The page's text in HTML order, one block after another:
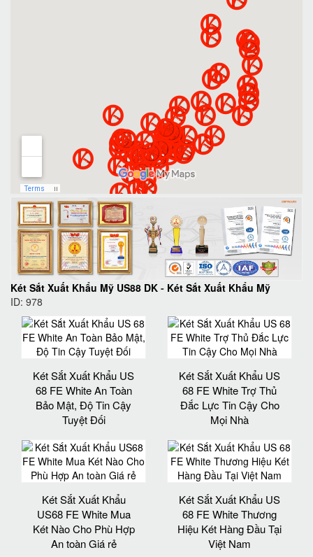
Két Sắt Xuất Khẩu Mỹ US88 DK - Két Sắt Xuất Khẩu Mỹ
ID: 978
Két Sắt Xuất Khẩu US
68 FE White An Toàn
Bảo Mật, Độ Tin Cậy
Tuyệt Đối
Két Sắt Xuất Khẩu US
68 FE White Trợ Thủ
Đắc Lực Tin Cậy Cho
Mọi Nhà
Két Sắt Xuất Khẩu
US68 FE White Mua
Két Nào Cho Phù Hợp
An toàn Giá rẻ
Két Sắt Xuất Khẩu US
68 FE White Thương
Hiệu Két Hàng Đầu Tại
Việt Nam